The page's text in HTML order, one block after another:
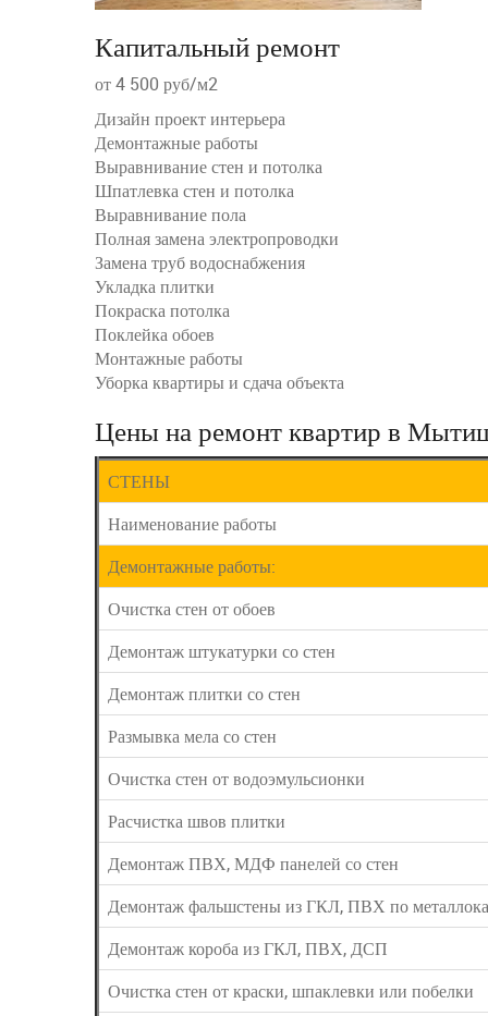
Капитальный ремонт
от 4 500 руб/м2
Дизайн проект интерьера
Демонтажные работы
Выравнивание стен и потолка
Шпатлевка стен и потолка
Выравнивание пола
Полная замена электропроводки
Замена труб водоснабжения
Укладка плитки
Покраска потолка
Поклейка обоев
Монтажные работы
Уборка квартиры и сдача объекта
Цены на ремонт квартир в
СТЕНЫ
Наименование работы
Демонтажные работы:
Очистка стен от обоев
Демонтаж штукатурки со стен
Демонтаж плитки со стен
Размывка мела со стен
Очистка стен от водоэмульсионки
Расчистка швов плитки
Демонтаж ПВХ, МДФ панелей со стен
Демонтаж фальшстены из ГКЛ, ПВХ по
Демонтаж короба из ГКЛ, ПВХ, ДСП
Очистка стен от краски, шпаклевки или побелки